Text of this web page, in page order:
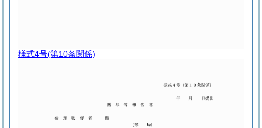
様式4号(第10条関係)